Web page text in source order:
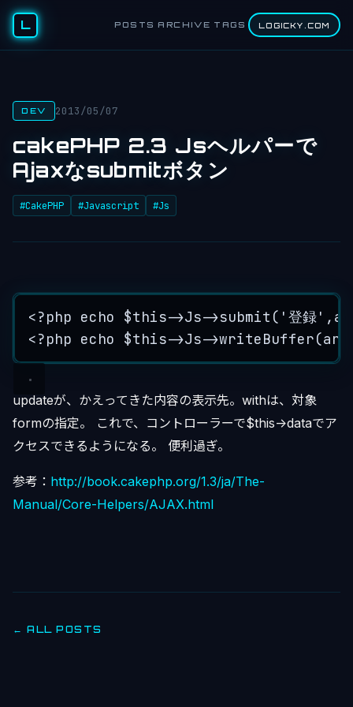
L POSTS ARCHIVE TAGS LOGICKY.COM
DEV 2013/05/07
cakePHP 2.3 Jsヘルパーで
Ajaxなsubmitボタン
#CakePHP #Javascript #Js
<?php echo $this->Js->submit ( '登録' ,
<?php echo $this->Js->writeBuffer(
updateが、かえってきた内容の表示先。withは、対象
formの指定。 これで、コントローラーで$this->dataでア
クセスできるようになる。 便利過ぎ。
参考： http://book.cakephp.org/1.3/ja/The-
Manual/Core-Helpers/AJAX.html
← ALL POSTS